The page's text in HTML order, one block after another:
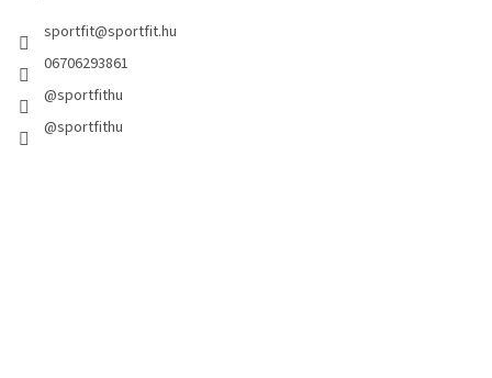
sportfit@sportfit.hu
06706293861
@sportfithu
@sportfithu